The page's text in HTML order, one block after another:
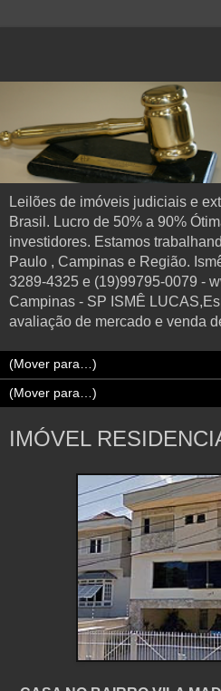
Leilões de imóveis judiciais e
Brasil. Lucro de 50% a 90%
investidores. Estamos
Paulo , Campinas e Região.
3289-4325 e (19)99795-0079 -
Campinas - SP ISMÊ
avaliação de mercado e venda
IMÓVEL